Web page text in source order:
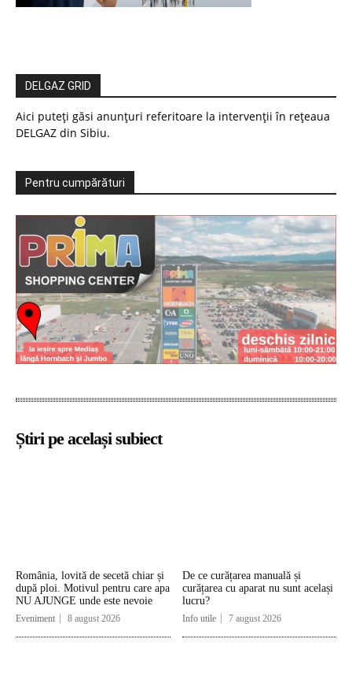
DELGAZ GRID
Aici puteți găsi anunțuri referitoare la intervenții în rețeaua
DELGAZ din Sibiu.
Pentru cumpărături
Știri pe același subiect
România, lovită de secetă chiar și
după ploi. Motivul pentru care apa
NU AJUNGE unde este nevoie
Eveniment 8 august 2026
De ce curățarea manuală și
curățarea cu aparat nu sunt același
lucru?
Info utile 7 august 2026